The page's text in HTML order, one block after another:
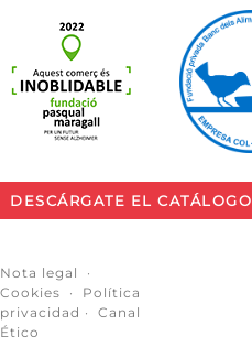
DESCÁRGATE EL CATÁLOGO
Nota legal
·
Cookies · Política
privacidad · Canal
Ético